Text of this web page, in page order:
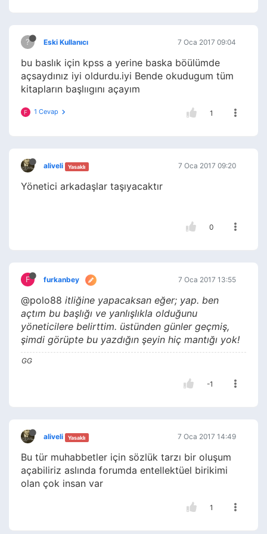
? Eski Kullanıcı 7 Oca 2017 09:04
bu baslık için kpss a yerine baska böülümde
açsaydınız iyi oldurdu.iyi Bende okudugum tüm
kitapların başlııgını açayım
F 1 Cevap 1
aliveli Yasaklı 7 Oca 2017 09:20
Yönetici arkadaşlar taşıyacaktır
0
F furkanbey 7 Oca 2017 13:55
@polo88 itliğine yapacaksan eğer; yap. ben
açtım bu başlığı ve yanlışlıkla olduğunu
yöneticilere belirttim. üstünden günler geçmiş,
şimdi görüpte bu yazdığın şeyin hiç mantığı yok!
GG
-1
aliveli Yasaklı 7 Oca 2017 14:49
Bu tür muhabbetler için sözlük tarzı bir oluşum
açabiliriz aslında forumda entellektüel birikimi
olan çok insan var
1